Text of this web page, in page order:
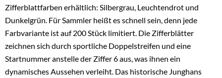
Zifferblattfarben erhältlich: Silbergrau, Leuchtendrot und
Dunkelgrün. Für Sammler heißt es schnell sein, denn jede
Farbvariante ist auf 200 Stück limitiert. Die Zifferblätter
zeichnen sich durch sportliche Doppelstreifen und eine
Startnummer anstelle der Ziffer 6 aus, was ihnen ein
dynamisches Aussehen verleiht. Das historische Junghans